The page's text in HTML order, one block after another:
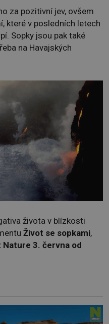
za pozitivní jev, ovšem
které v posledních letech
Sopky jsou pak také
na Havajských
života v blízkosti
Život se sopkami,
Nature 3. června od